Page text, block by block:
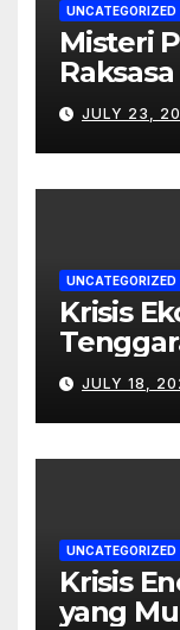
UNCATEGORIZED
Misteri
JULY 23,
UNCATEGORIZED
Krisis
Peluang
JULY 18,
UNCATEGORIZED
Krisis
yang